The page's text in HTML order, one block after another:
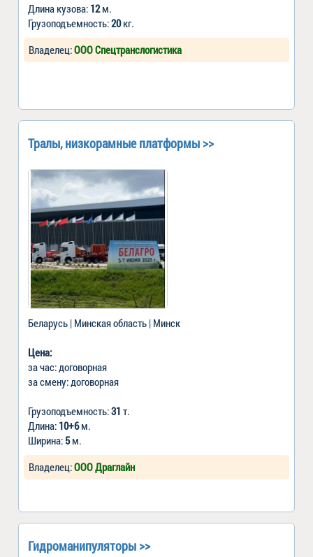
Длина кузова: 12м.
Грузоподъемность:20кг.
Владелец:ООО Спецтранслогистика
Тралы, низкорамные платформы >>
Беларусь | Минская область | Минск
Цена:
за час: договорная
за смену: договорная
Грузоподъемность:31 т.
Длина: 10+6м.
Ширина: 5м.
Владелец:ООО Драглайн
Гидроманипуляторы >>